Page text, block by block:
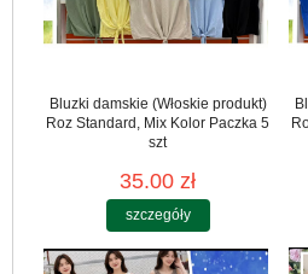
Bluzki damskie (Włoskie produkt)
Roz Standard, Mix Kolor Paczka 5
szt
35.00 zł
szczegóły